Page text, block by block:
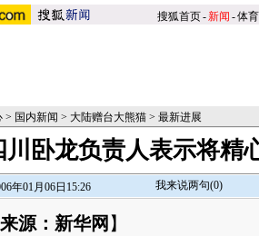
搜狐首页-新闻 -体育
> 国内新闻 > 大陆赠台大熊猫 > 最新进展
川卧龙负责人表示将精
年01月06日15:26 我来说两句(0)
来源：新华网 】